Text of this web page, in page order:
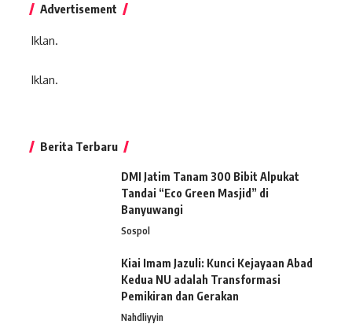
Advertisement
Iklan.
Iklan.
Berita Terbaru
DMI Jatim Tanam 300 Bibit Alpukat
Tandai “Eco Green Masjid” di
Banyuwangi
Sospol
Kiai Imam Jazuli: Kunci Kejayaan Abad
Kedua NU adalah Transformasi
Pemikiran dan Gerakan
Nahdliyyin